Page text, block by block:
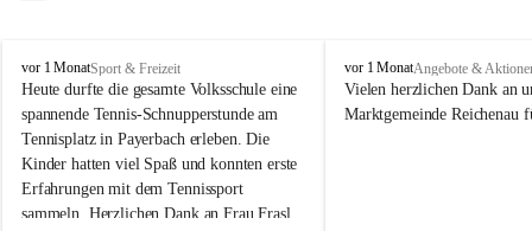
V
o
l
k
s
s
c
h
vor 1 MonatSport & Freizeit
Heute durfte die gesamte Volksschule eine
spannende Tennis-Schnupperstunde am
Tennisplatz in Payerbach erleben. Die
Kinder hatten viel Spaß und konnten erste
Erfahrungen mit dem Tennissport
sammeln. Herzlichen Dank an Frau Frasl
V
o
l
vor 1 MonatAngebote &
Vielen herzlichen Dank an
Marktgemeinde Reichenau